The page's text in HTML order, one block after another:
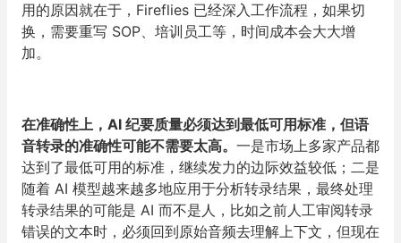
用的原因就在于，Fireflies 已经深入工作流程，如果切
换，需要重写 SOP、培训员工等，时间成本会大大增
加。
在准确性上，AI 纪要质量必须达到最低可用标准，但语
音转录的准确性可能不需要太高。 一是市场上多家产品都
达到了最低可用的标准，继续发力的边际效益较低；二是
随着 AI 模型越来越多地应用于分析转录结果，最终处理
转录结果的可能是 AI 而不是人，比如之前人工审阅转录
错误的文本时，必须回到原始音频去理解上下文，但现在